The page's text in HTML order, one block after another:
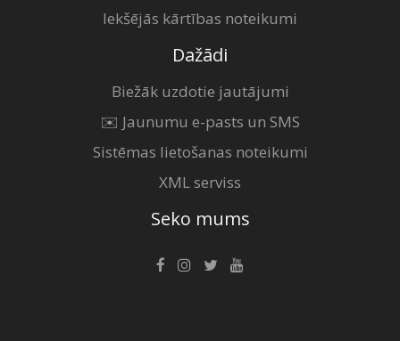
Iekšējās kārtības noteikumi
Dažādi
Biežāk uzdotie jautājumi
✉️ Jaunumu e-pasts un SMS
Sistēmas lietošanas noteikumi
XML serviss
Seko mums